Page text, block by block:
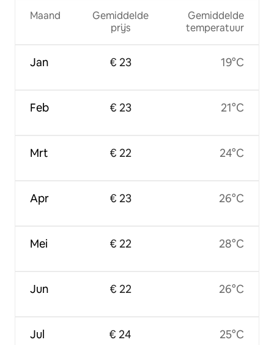
Maand
Jan
Feb
Mrt
Apr
Mei
Jun
Jul
Gemiddelde
prijs
€ 23
€ 23
€ 22
€ 23
€ 22
€ 22
€ 24
Gemiddelde
temperatuur
19°C
21°C
24°C
26°C
28°C
26°C
25°C